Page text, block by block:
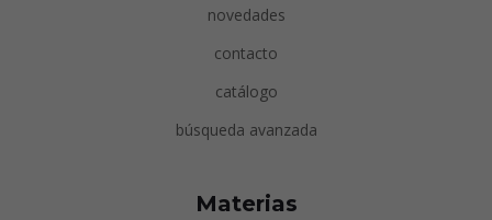
novedades
contacto
catálogo
búsqueda avanzada
Materias